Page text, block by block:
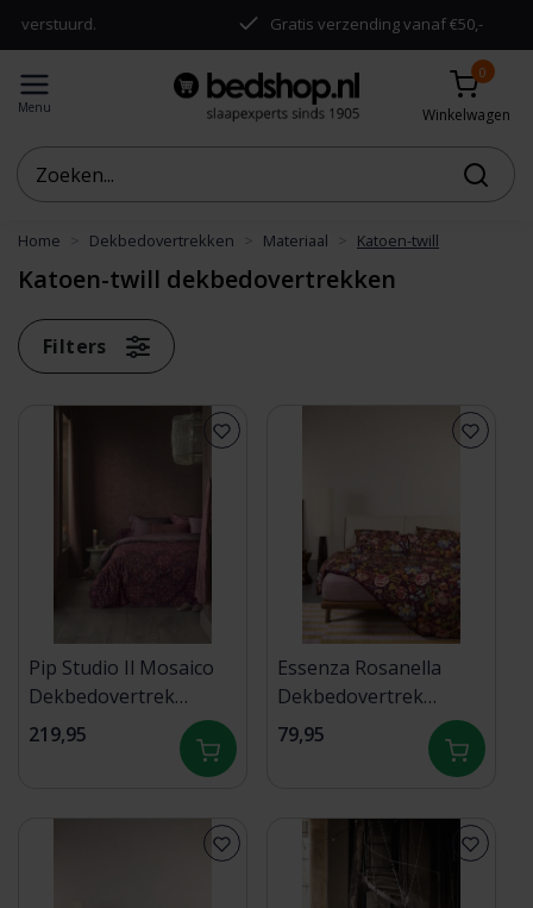
Gratis verzending vanaf €50,-
Menu
0
Winkelwagen
Home Dekbedovertrekken Materiaal Katoen-twill
Katoen-twill dekbedovertrekken
Filters
Pip Studio Il Mosaico
Dekbedovertrek
Donkerrood
219,95
Essenza Rosanella
Dekbedovertrek
140x200/220 Mauve
79,95